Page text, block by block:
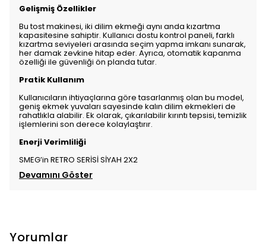
Gelişmiş Özellikler
Bu tost makinesi, iki dilim ekmeği aynı anda kızartma
kapasitesine sahiptir. Kullanıcı dostu kontrol paneli, farklı
kızartma seviyeleri arasında seçim yapma imkanı sunarak,
her damak zevkine hitap eder. Ayrıca, otomatik kapanma
özelliği ile güvenliği ön planda tutar.
Pratik Kullanım
Kullanıcıların ihtiyaçlarına göre tasarlanmış olan bu model,
geniş ekmek yuvaları sayesinde kalın dilim ekmekleri de
rahatlıkla alabilir. Ek olarak, çıkarılabilir kırıntı tepsisi, temizlik
işlemlerini son derece kolaylaştırır.
Enerji Verimliliği
SMEG’in RETRO SERİSİ SİYAH 2X2
Devamını Göster
Yorumlar